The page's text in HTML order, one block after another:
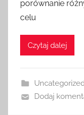
porównanie
celu
Czytaj dalej
Dodaj